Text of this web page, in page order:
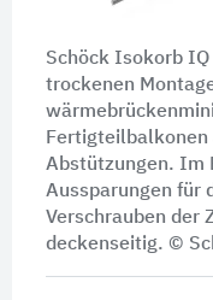
Schöck Isokorb
trockenen
Fertigteilbalkonen
Abstützungen. Im
Aussparungen für
Verschrauben der
deckenseitig. ©